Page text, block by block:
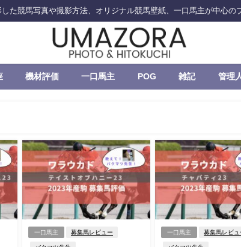
た競馬写真や撮影方法、オリジナル競馬壁紙、一口馬主が中心の
機材評価 一口馬主 POG 雑記 管理
一口馬主 募集馬レビュー 一口馬主 募集馬レビュ